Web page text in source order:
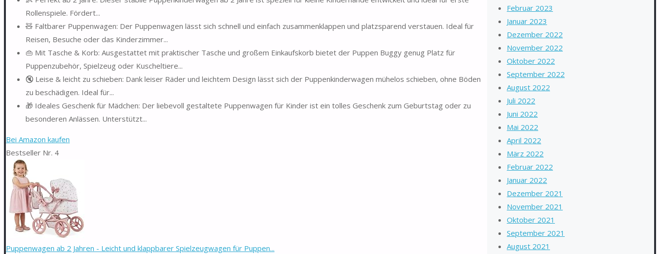
Rollenspiele. Fördert...
🧸 Faltbarer Puppenwagen: Der Puppenwagen lässt sich schnell und einfach zusammenklappen und platzsparend verstauen. Ideal für
Reisen, Besuche oder das Kinderzimmer...
👜 Mit Tasche & Korb: Ausgestattet mit praktischer Tasche und großem Einkaufskorb bietet der Puppen Buggy genug Platz für
Puppenzubehör, Spielzeug oder Kuscheltiere...
🔇 Leise & leicht zu schieben: Dank leiser Räder und leichtem Design lässt sich der Puppenkinderwagen mühelos schieben, ohne Böden
zu beschädigen. Ideal für...
🎁 Ideales Geschenk für Mädchen: Der liebevoll gestaltete Puppenwagen für Kinder ist ein tolles Geschenk zum Geburtstag oder zu
besonderen Anlässen. Unterstützt...
Bei Amazon kaufen
Bestseller Nr. 4
Puppenwagen ab 2 Jahren - Leicht und klappbarer Spielzeugwagen für Puppen...
Februar 2023
Januar 2023
Dezember 2022
November 2022
Oktober 2022
September 2022
August 2022
Juli 2022
Juni 2022
Mai 2022
April 2022
März 2022
Februar 2022
Januar 2022
Dezember 2021
November 2021
Oktober 2021
September 2021
August 2021